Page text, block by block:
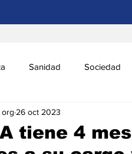
Sanidad Sociedad
Turismo
tiene 4
26 oct 2023